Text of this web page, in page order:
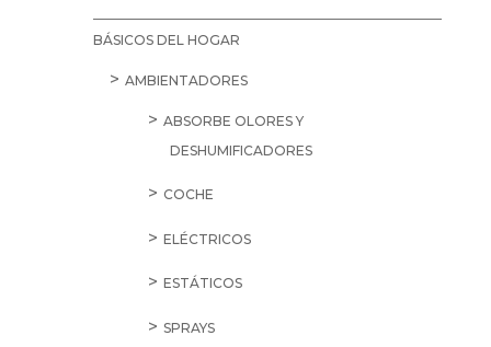
BÁSICOS DEL HOGAR
AMBIENTADORES
ABSORBE OLORES Y
DESHUMIFICADORES
COCHE
ELÉCTRICOS
ESTÁTICOS
SPRAYS